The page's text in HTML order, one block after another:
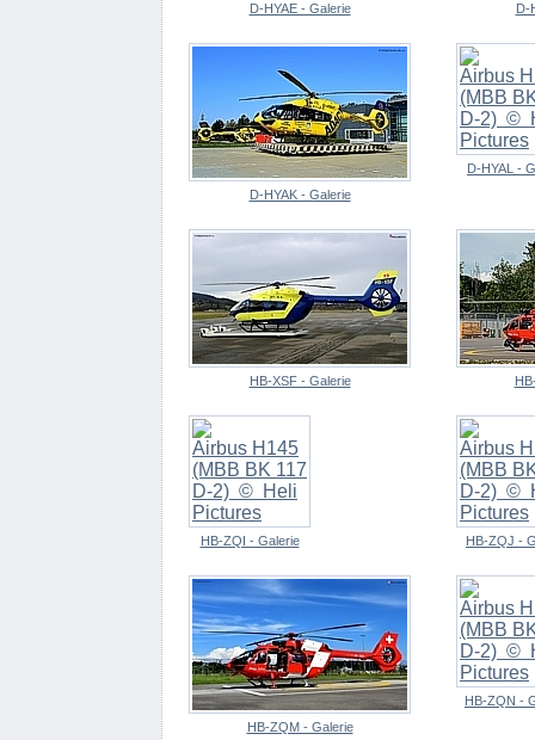
D-HYAE - Galerie D-
D-HYAK - Galerie
D-HYAL -
HB-XSF - Galerie
HB-ZQI - Galerie HB-ZQJ -
HB-ZQM - Galerie
HB-ZQN -